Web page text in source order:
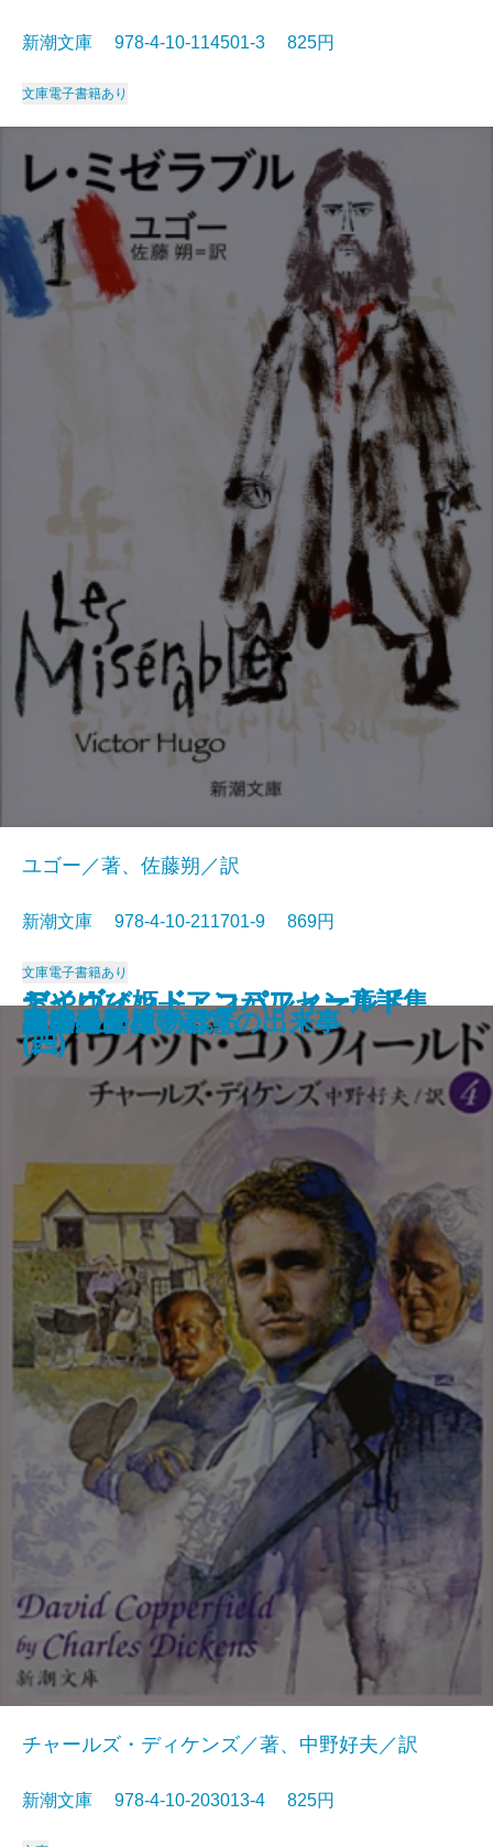
桜の園・三人姉妹
レ・ミゼラブル〔三〕
レ・ミゼラブル〔四〕
俘虜記
白雪姫―グリム童話集I―
海からの贈物
おやゆび姫―アンデルセン童話集
(II)―
レ・ミゼラブル〔二〕
アメリカン・スクール
新潮文庫 978-4-10-114501-3 825円
文庫電子書籍あり
レ・ミゼラブル〔一〕
ユゴー／著、佐藤朔／訳
新潮文庫 978-4-10-211701-9 869円
文庫電子書籍あり
デイヴィッド・コパフィールド
(四)
チャールズ・ディケンズ／著、中野好夫／訳
新潮文庫 978-4-10-203013-4 825円
砂の上の植物群
デイヴィッド・コパフィールド
(三)
風濤
デイヴィッド・コパフィールド
(二)
デイヴィッド・コパフィールド
(一)
エミリーはのぼる
娼婦の部屋・不意の出来事
夏の終り
虚空遍歴〔下〕